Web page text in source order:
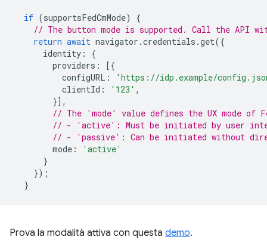
if (supportsFedCmMode)
{
// The button mode is supported. Call the API
return await navigator .credentials .get({
identity :
{
providers :
[{
configURL :
'https://idp.example/
clientId : '123' ,
}],
// The 'mode' value defines the UX mode of
// - 'active': Must be initiated by user
// - 'passive': Can be initiated without
mode :
'active'
}
});
}
Prova la modalità attiva con questa demo.